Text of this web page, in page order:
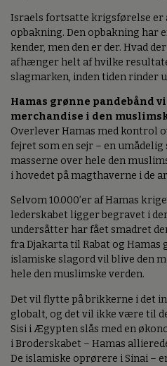
Israels fortsatte krigsførelse er
opbakning. Den opbakning har
kender, men den er der. Hvad
afhænger helt af hvilke
slagmarken, inden tiden rinder
Hamas grønne pandebånd
merchandise i den
Overlever Hamas med kontrol
fejret som en sejr – en
masserne over hele den
i hovedet på magthaverne i de
Selvom 10.000’er af Hamas
lederskabet ligger begravet i
undersåtter har fået smadret
fra Djakarta til Rabat og Hamas
islamiske slagord vil blive den
hele den muslimske verden.
Det vil flytte på brikkerne i det
globalt, og det vil ikke være til
Sisi i Ægypten slås med en
i Broderskabet – Hamas
De islamiske oprørere i Sinai –